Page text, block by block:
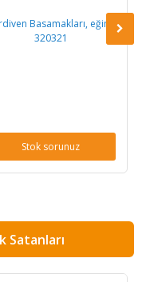
Basamakları, eğimli
320321
Stok sorunuz
Satanları